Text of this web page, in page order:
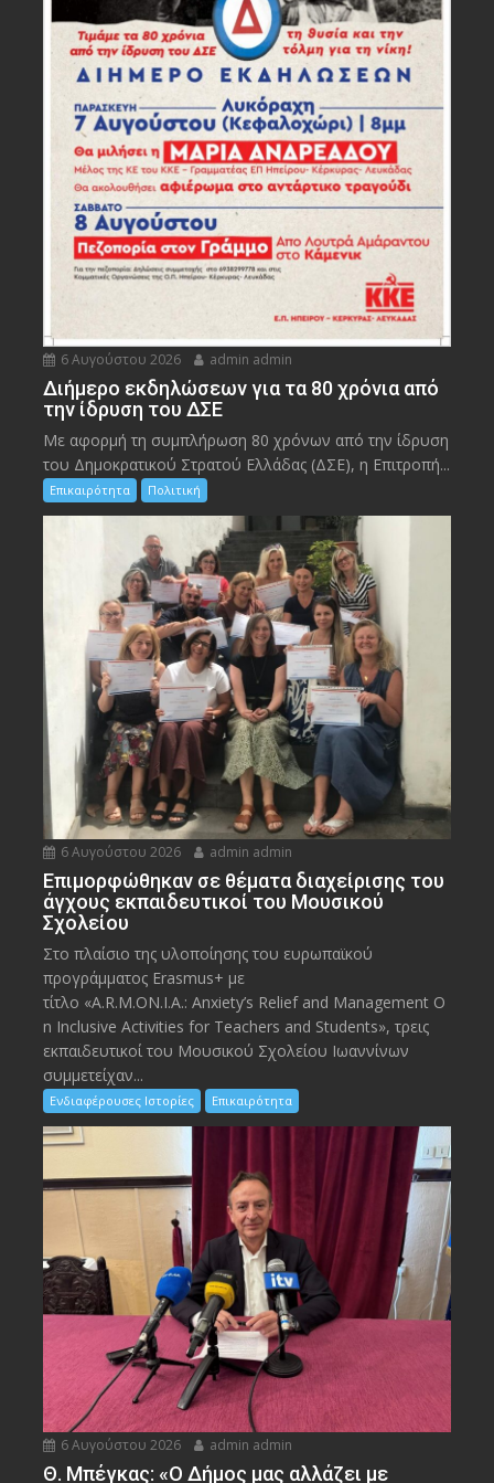
6 Αυγούστου 2026 admin admin
Διήμερο εκδηλώσεων για τα 80 χρόνια από
την ίδρυση του ΔΣΕ
Με αφορμή τη συμπλήρωση 80 χρόνων από την ίδρυση
του Δημοκρατικού Στρατού Ελλάδας (ΔΣΕ), η Επιτροπή...
Επικαιρότητα Πολιτική
6 Αυγούστου 2026 admin admin
Eπιμορφώθηκαν σε θέματα διαχείρισης του
άγχους εκπαιδευτικοί του Μουσικού
Σχολείου
Στο πλαίσιο της υλοποίησης του ευρωπαϊκού
προγράμματος Erasmus+ με
τίτλο «A.R.M.ON.I.A.: Anxiety’s Relief and Management O
n Inclusive Activities for Teachers and Students», τρεις
εκπαιδευτικοί του Μουσικού Σχολείου Ιωαννίνων
συμμετείχαν...
Ενδιαφέρουσες Ιστορίες Επικαιρότητα
6 Αυγούστου 2026 admin admin
Θ. Μπέγκας: «Ο Δήμος μας αλλάζει με